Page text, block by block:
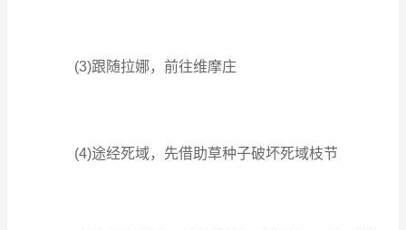
(3)跟随拉娜，前往维摩庄
(4)途经死域，先借助草种子破坏死域枝节